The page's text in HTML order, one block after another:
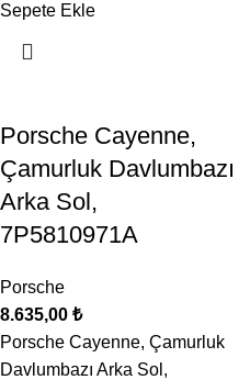
Sepete Ekle
Porsche Cayenne,
Çamurluk Davlumbazı
Arka Sol,
7P5810971A
Porsche
8.635,00 ₺
Porsche Cayenne, Çamurluk
Davlumbazı Arka Sol,